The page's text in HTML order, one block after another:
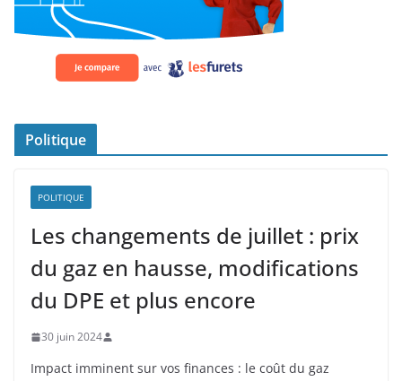
Politique
POLITIQUE
Les changements de juillet : prix
du gaz en hausse, modifications
du DPE et plus encore
30 juin 2024
Impact imminent sur vos finances : le coût du gaz